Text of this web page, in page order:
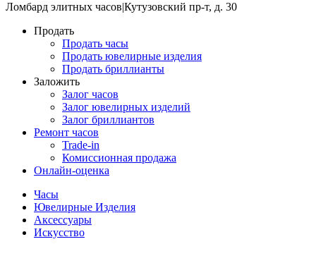
Ломбард элитных часов|Кутузовский пр-т, д. 30
Продать
Продать часы
Продать ювелирные изделия
Продать бриллианты
Заложить
Залог часов
Залог ювелирных изделий
Залог бриллиантов
Ремонт часов
Trade-in
Комиссионная продажа
Онлайн-оценка
Часы
Ювелирные Изделия
Аксессуары
Искусство